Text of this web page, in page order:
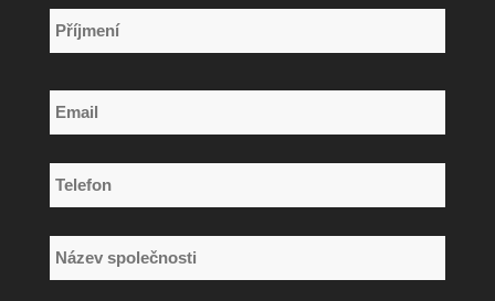
Jméno
Email
*
Telefon
*
Název
společnosti